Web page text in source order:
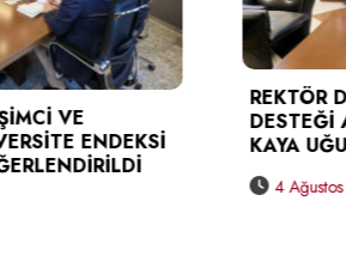
REKTÖR DOĞAN, TÜBİTAK
DESTEĞİ ALAN DOÇ. DR. BERNA
KAYA UĞUR’U KABUL ETTİ